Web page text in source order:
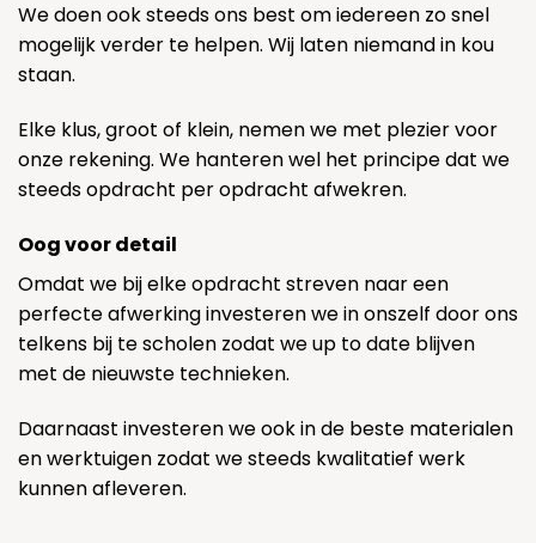
We doen ook steeds ons best om iedereen zo snel
mogelijk verder te helpen. Wij laten niemand in kou
staan.
Elke klus, groot of klein, nemen we met plezier voor
onze rekening. We hanteren wel het principe dat we
steeds opdracht per opdracht afwekren.
Oog voor detail
Omdat we bij elke opdracht streven naar een
perfecte afwerking investeren we in onszelf door ons
telkens bij te scholen zodat we up to date blijven
met de nieuwste technieken.
Daarnaast investeren we ook in de beste materialen
en werktuigen zodat we steeds kwalitatief werk
kunnen afleveren.